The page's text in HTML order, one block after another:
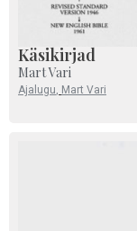
Käsikirjad
Mart Vari
Ajalugu Mart Vari